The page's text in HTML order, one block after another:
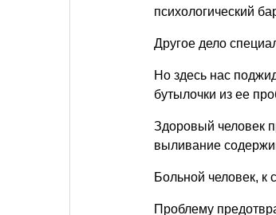
психологический
Другое дело
Но здесь нас
бутылочки из ее
Здоровый человек
выливание
Больной человек, к
Проблему